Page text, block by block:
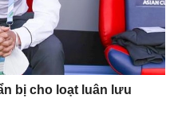
bị cho loạt luân lưu